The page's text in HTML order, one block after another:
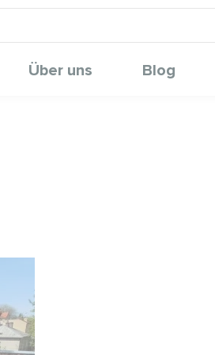
Über uns Blog